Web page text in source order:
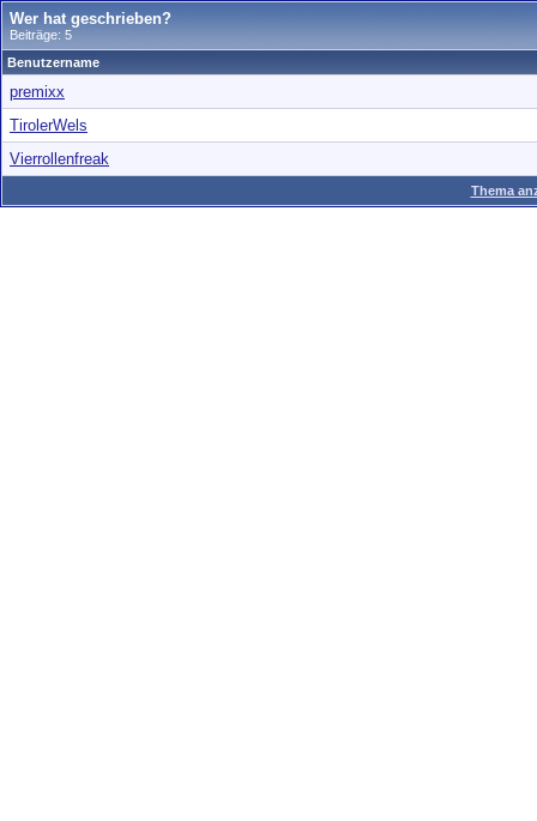
Wer hat geschrieben?
Beiträge: 5
Benutzername
premixx
TirolerWels
Vierrollenfreak
Thema